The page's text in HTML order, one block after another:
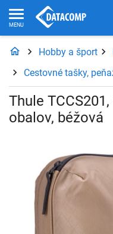
Hobby a šport
Cestovné tašky,
Thule
obalov, béžová